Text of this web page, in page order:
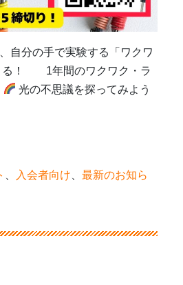
自分の手で実験する「ワクワ
る！ 1年間のワクワク・ラ
光の不思議を探ってみよう
入会者向け 、最新のお知ら